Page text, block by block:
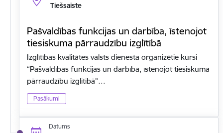
Tiešsaiste
Pašvaldības funkcijas un darbība, īstenojot
tiesiskuma pārraudzību izglītībā
Izglītības kvalitātes valsts dienesta organizētie kursi
“Pašvaldības funkcijas un darbība, īstenojot tiesiskuma
pārraudzību izglītībā”…
Pasākumi
Datums